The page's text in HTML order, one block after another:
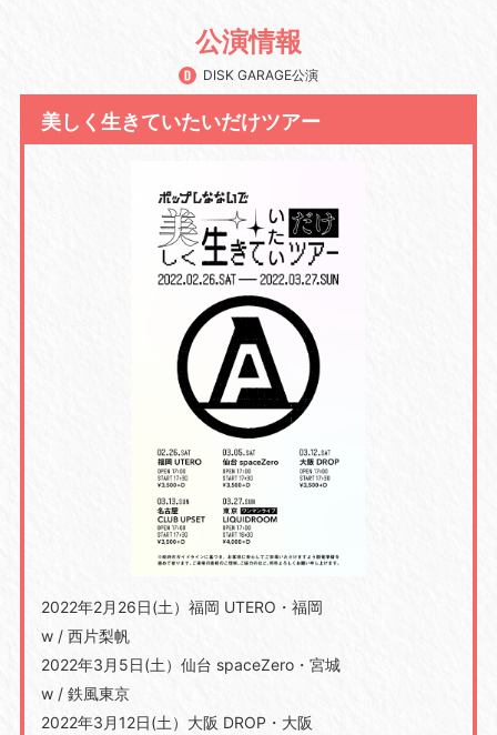
公演情報
DISK GARAGE公演
美しく生きていたいだけツアー
2022年2月26日(土）福岡 UTERO・福岡
w / 西片梨帆
2022年3月5日(土）仙台 spaceZero・宮城
w / 鉄風東京
2022年3月12日(土）大阪 DROP・大阪